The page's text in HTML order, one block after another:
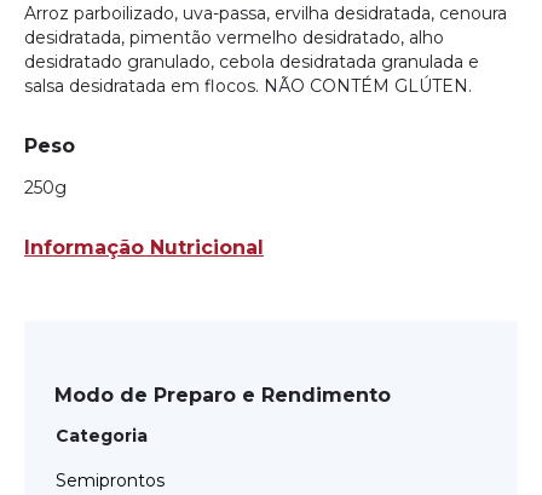
Arroz parboilizado, uva-passa, ervilha desidratada, cenoura
desidratada, pimentão vermelho desidratado, alho
desidratado granulado, cebola desidratada granulada e
salsa desidratada em flocos. NÃO CONTÉM GLÚTEN.
Peso
250g
Informação Nutricional
Modo de Preparo e Rendimento
Categoria
Semiprontos